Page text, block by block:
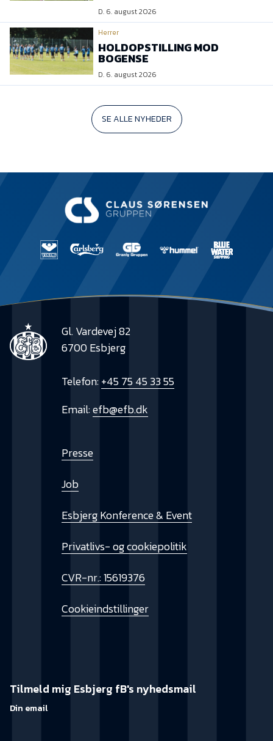
D. 6. august 2026
Herrer
HOLDOPSTILLING MOD
BOGENSE
D. 6. august 2026
SE ALLE NYHEDER
Gl. Vardevej 82
6700 Esbjerg
Telefon:+45 75 45 33 55
Email:efb@efb.dk
Presse
Job
Esbjerg Konference & Event
Privatlivs- og cookiepolitik
CVR-nr.: 15619376
Cookieindstillinger
Tilmeld mig Esbjerg fB's nyhedsmail
Din email